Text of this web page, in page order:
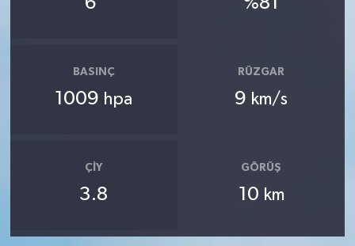
BASINÇ
1009 hpa
RÜZGAR
9 km/s
ÇIY
3.8
GÖRÜŞ
10 km